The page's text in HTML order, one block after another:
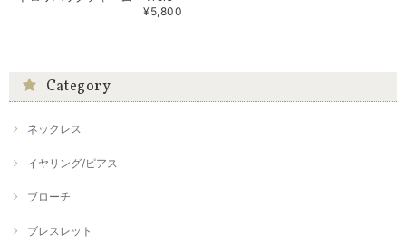
¥5,800
Category
ネックレス
イヤリング/ピアス
ブローチ
ブレスレット